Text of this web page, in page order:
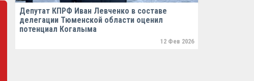
Депутат КПРФ Иван Левченко в составе
делегации Тюменской области оценил
потенциал Когалыма
12 Фев 2026